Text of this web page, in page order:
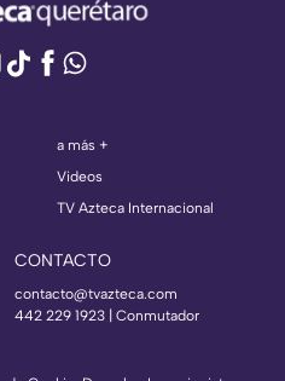
a más +
Videos
TV Azteca Internacional
CONTACTO
contacto@tvazteca.com
442 229 1923 | Conmutador